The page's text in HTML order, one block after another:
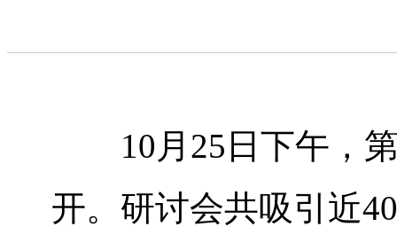
10 月 25 日下午，
开。研讨会共吸引近